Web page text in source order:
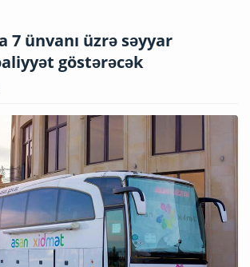
7 ünvanı üzrə səyyar
göstərəcək